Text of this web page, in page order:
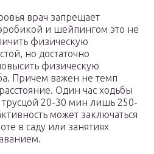
врач запрещает
и шейпингом это не
физическую
но достаточно
физическую
Причем важен не темп
Один час ходьбы
трусцой 20-30 мин лишь 250-
может заключаться
в саду или занятиях